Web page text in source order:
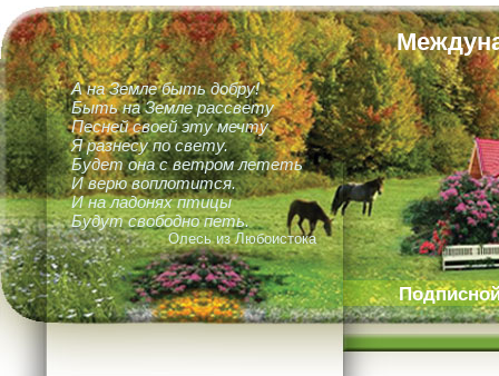
А на Земле быть добру!
Быть на Земле рассвету
Песней своей эту мечту
Я разнесу по свету.
Будет она с ветром лететь
И верю воплотится.
И на ладонях птицы
Будут свободно петь.
Олесь из Любоистока